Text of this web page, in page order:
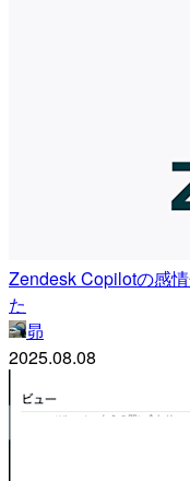
Zendesk Copilotの感
た
昴
2025.08.08